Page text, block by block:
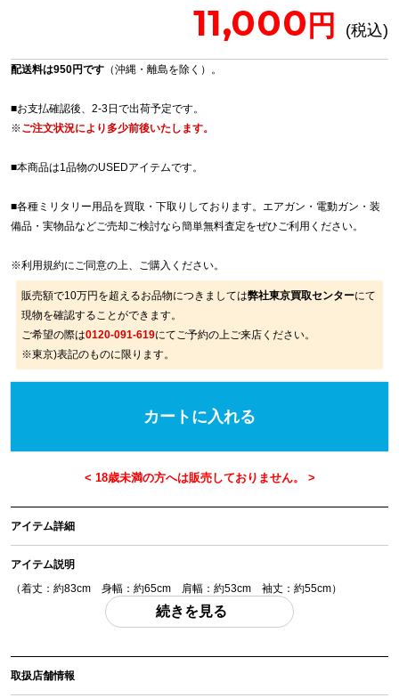
11,000
配送料は950円です （沖縄・離島を除く）。
■お支払確認後、2-3日で出荷予定です。
※ご注文状況により多少前後いたします。
■本商品は1品物のUSEDアイテムです。
■各種ミリタリー用品を買取・下取りしております。エアガン・電動ガン・装
備品・実物品などご売却ご検討なら簡単無料査定をぜひご利用ください。
※利用規約にご同意の上、ご購入ください。
販売額で10万円を超えるお品物につきましては弊社東京買取センターにて
現物を確認することができます。
ご希望の際は0120-091-619にてご予約の上ご来店ください。
※東京)表記のものに限ります。
カートに入れる
アイテム詳細
アイテム説明
（着丈：約83cm 身幅：約65cm 肩幅：約53cm 袖丈：約55cm）
「付属品」・・・ 写真に写っているものが全てです。 （撮影、運搬備品は除
アイテム状態
中古：C（使用感あり/キズ、ヨゴレあり）
続きを見る
取扱店舗情報